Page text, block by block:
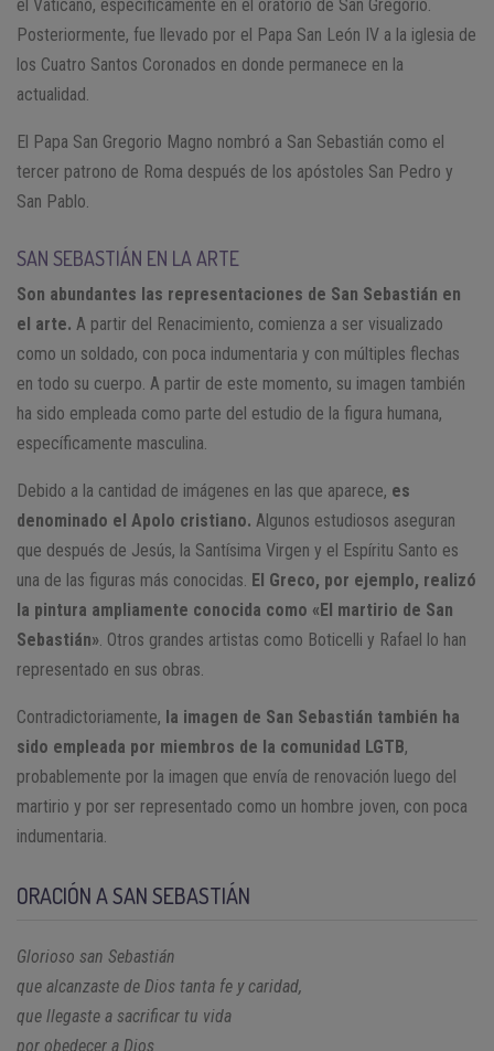
el Vaticano, específicamente en el oratorio de San Gregorio.
Posteriormente, fue llevado por el Papa San León IV a la iglesia de
los Cuatro Santos Coronados en donde permanece en la
actualidad.
El Papa San Gregorio Magno nombró a San Sebastián como el
tercer patrono de Roma después de los apóstoles San Pedro y
San Pablo.
SAN SEBASTIÁN EN LA ARTE
Son abundantes las representaciones de San Sebastián en
el arte. A partir del Renacimiento, comienza a ser visualizado
como un soldado, con poca indumentaria y con múltiples flechas
en todo su cuerpo. A partir de este momento, su imagen también
ha sido empleada como parte del estudio de la figura humana,
específicamente masculina.
Debido a la cantidad de imágenes en las que aparece, es
denominado el Apolo cristiano. Algunos estudiosos aseguran
que después de Jesús, la Santísima Virgen y el Espíritu Santo es
una de las figuras más conocidas. El Greco, por ejemplo, realizó
la pintura ampliamente conocida como «El martirio de San
Sebastián». Otros grandes artistas como Boticelli y Rafael lo han
representado en sus obras.
Contradictoriamente, la imagen de San Sebastián también ha
sido empleada por miembros de la comunidad LGTB,
probablemente por la imagen que envía de renovación luego del
martirio y por ser representado como un hombre joven, con poca
indumentaria.
ORACIÓN A SAN SEBASTIÁN
Glorioso san Sebastián
que alcanzaste de Dios tanta fe y caridad,
que llegaste a sacrificar tu vida
por obedecer a Dios